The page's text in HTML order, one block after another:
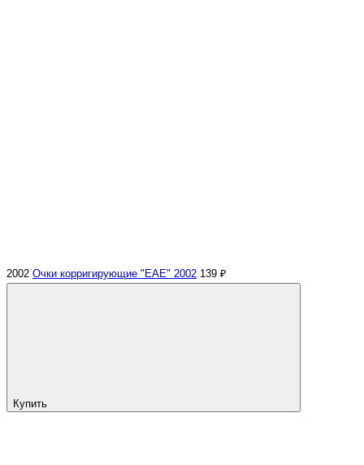
2002 Очки корригирующие "EAE" 2002 139 ₽
Купить